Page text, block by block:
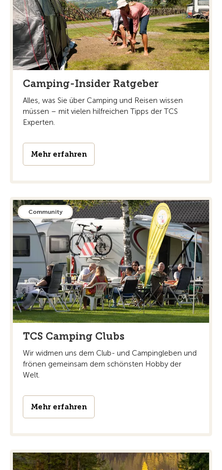
Camping-Insider Ratgeber
Alles, was Sie über Camping und Reisen wissen
müssen – mit vielen hilfreichen Tipps der TCS
Experten.
Mehr erfahren
Community
TCS Camping Clubs
Wir widmen uns dem Club- und Campingleben und
frönen gemeinsam dem schönsten Hobby der
Welt.
Mehr erfahren